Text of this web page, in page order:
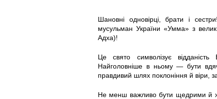
b
n
_
Шановні одновірці, брати і
мусульман України «Умма» з
Адха)!
Це свято символізує
Найголовніше в ньому — бути
правдивий шлях поклоніння й віри,
Не менш важливо бути щедрими й